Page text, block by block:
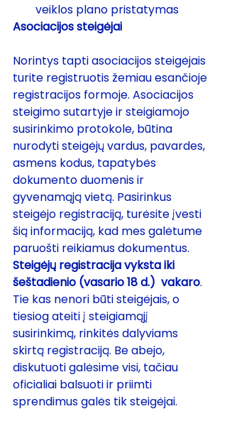
veiklos plano pristatymas
Asociacijos steigėjai
Norintys tapti asociacijos steigėjais
turite registruotis žemiau esančioje
registracijos formoje. Asociacijos
steigimo sutartyje ir steigiamojo
susirinkimo protokole, būtina
nurodyti steigėjų vardus, pavardes,
asmens kodus, tapatybės
dokumento duomenis ir
gyvenamąją vietą. Pasirinkus
steigėjo registraciją, turėsite įvesti
šią informaciją, kad mes galėtume
paruošti reikiamus dokumentus.
Steigėjų registracija vyksta iki
šeštadienio (vasario 18 d.)  vakaro.
Tie kas nenori būti steigėjais, o
tiesiog ateiti į steigiamąjį
susirinkimą, rinkitės dalyviams
skirtą registraciją. Be abejo,
diskutuoti galėsime visi, tačiau
oficialiai balsuoti ir priimti
sprendimus galės tik steigėjai.